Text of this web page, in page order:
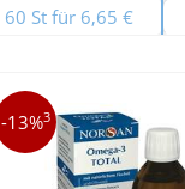
60 St für 6,65 €
-13%3